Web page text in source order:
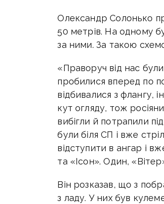
Олександр Солонько
50 метрів. На одному
за ними. За такою
«Праворуч від нас
пробилися вперед по
відбивалися з флангу,
кут огляду, тож
вибігли й потрапили
були біля СП і вже
відступити в ангар і
та «Ісон». Один,
Він розказав, що з
з ладу. У них був